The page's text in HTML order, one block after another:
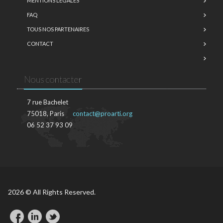
FAQ
TOUS NOS PARTENAIRES
CONTACT
Nous contacter
7 rue Bachelet
75018, Paris
06 52 37 93 09
contact@proarti.org
2026 © All Rights Reserved.